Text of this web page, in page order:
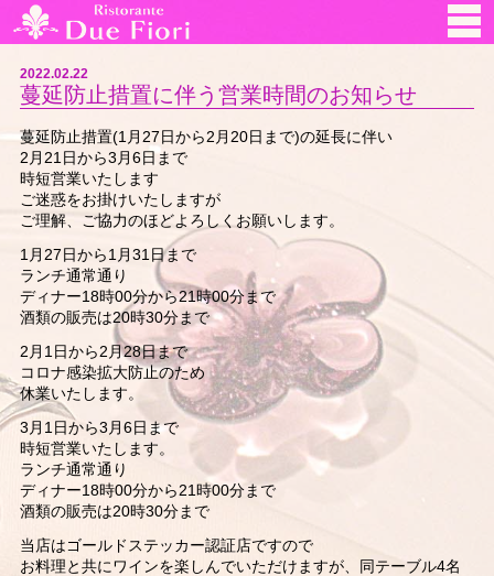
2022.02.22
蔓延防止措置に伴う営業時間のお知らせ
蔓延防止措置(1月27日から2月20日まで)の延長に伴い
2月21日から3月6日まで
時短営業いたします
ご迷惑をお掛けいたしますが
ご理解、ご協力のほどよろしくお願いします。
1月27日から1月31日まで
ランチ通常通り
ディナー18時00分から21時00分まで
酒類の販売は20時30分まで
2月1日から2月28日まで
コロナ感染拡大防止のため
休業いたします。
3月1日から3月6日まで
時短営業いたします。
ランチ通常通り
ディナー18時00分から21時00分まで
酒類の販売は20時30分まで
当店はゴールドステッカー認証店ですので
お料理と共にワインを楽しんでいただけますが、同テーブル4名